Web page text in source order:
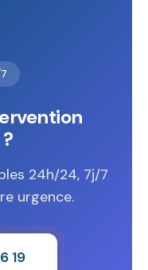
24h/24, 7j/7
urgence.
19